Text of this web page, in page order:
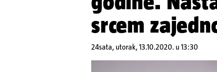
srcem
24sata, utorak, 13.10.2020. u 13:30